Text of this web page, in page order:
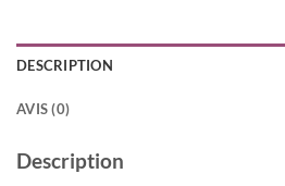
DESCRIPTION
AVIS (0)
Description